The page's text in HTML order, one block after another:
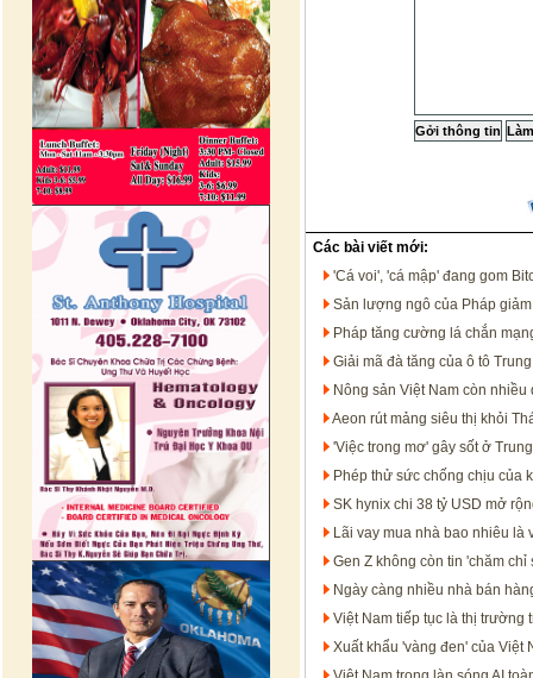
Các bài viết mới:
'Cá voi', 'cá mập' đang gom
Sản lượng ngô của Pháp
Pháp tăng cường lá chắn
Giải mã đà tăng của ô tô
Nông sản Việt Nam còn
Aeon rút mảng siêu thị khỏi
'Việc trong mơ' gây sốt ở
Phép thử sức chống chịu của
SK hynix chi 38 tỷ USD mở
Lãi vay mua nhà bao nhiêu
Gen Z không còn tin 'chăm chỉ
Ngày càng nhiều nhà bán
Việt Nam tiếp tục là thị trường
Xuất khẩu 'vàng đen' của Việt